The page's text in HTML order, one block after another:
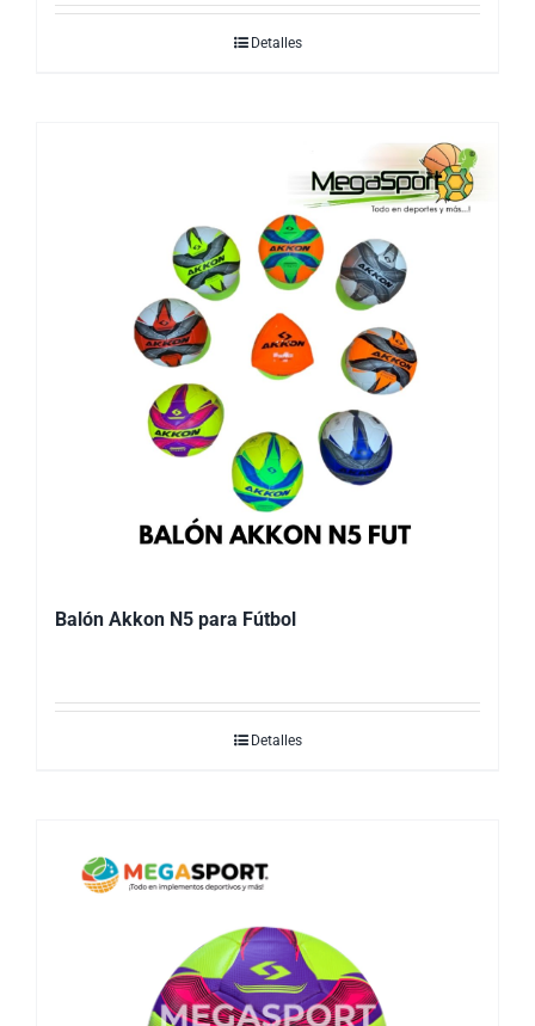
Detalles
Balón Akkon N5 para Fútbol
Detalles